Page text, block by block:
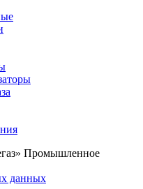
Промышленное
данных